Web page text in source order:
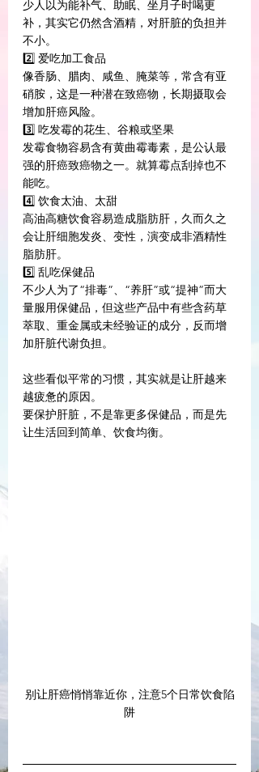
少人以为能补气、助眠、坐月子时喝更
补，其实它仍然含酒精，对肝脏的负担并
不小。
2️⃣ 爱吃加工食品
像香肠、腊肉、咸鱼、腌菜等，常含有亚
硝胺，这是一种潜在致癌物，长期摄取会
增加肝癌风险。
3️⃣ 吃发霉的花生、谷粮或坚果
发霉食物容易含有黄曲霉毒素，是公认最
强的肝癌致癌物之一。就算霉点刮掉也不
能吃。
4️⃣ 饮食太油、太甜
高油高糖饮食容易造成脂肪肝，久而久之
会让肝细胞发炎、变性，演变成非酒精性
脂肪肝。
5️⃣ 乱吃保健品
不少人为了“排毒”、“养肝”或“提神”而大
量服用保健品，但这些产品中有些含药草
萃取、重金属或未经验证的成分，反而增
加肝脏代谢负担。
这些看似平常的习惯，其实就是让肝越来
越疲惫的原因。
要保护肝脏，不是靠更多保健品，而是先
让生活回到简单、饮食均衡。
别让肝癌悄悄靠近你，注意5个日常饮食陷
阱